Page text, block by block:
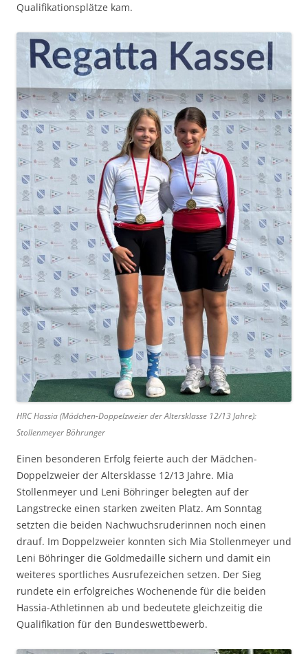
Qualifikationsplätze kam.
HRC Hassia (Mädchen-Doppelzweier der Altersklasse 12/13 Jahre):
Stollenmeyer Böhrunger
Einen besonderen Erfolg feierte auch der Mädchen-
Doppelzweier der Altersklasse 12/13 Jahre. Mia
Stollenmeyer und Leni Böhringer belegten auf der
Langstrecke einen starken zweiten Platz. Am Sonntag
setzten die beiden Nachwuchsruderinnen noch einen
drauf. Im Doppelzweier konnten sich Mia Stollenmeyer und
Leni Böhringer die Goldmedaille sichern und damit ein
weiteres sportliches Ausrufezeichen setzen. Der Sieg
rundete ein erfolgreiches Wochenende für die beiden
Hassia-Athletinnen ab und bedeutete gleichzeitig die
Qualifikation für den Bundeswettbewerb.